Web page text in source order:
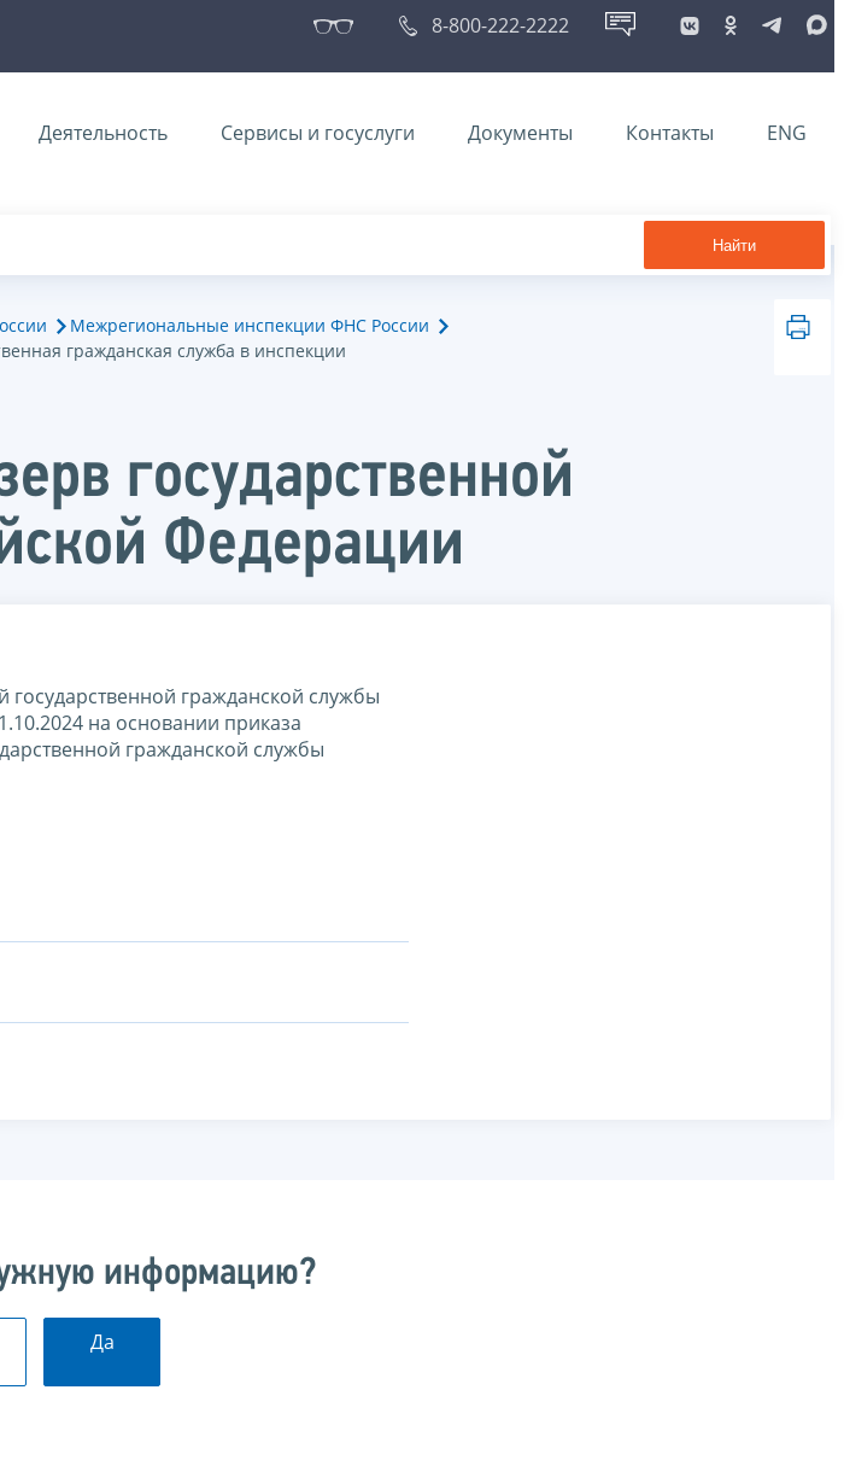
8-800-222-2222
Деятельность Сервисы и госуслуги Документы Контакты ENG
Найти
Межрегиональные инспекции ФНС России
гражданская служба в инспекции
государственной
Федерации
гражданской службы
на основании приказа
гражданской службы
информацию?
Да